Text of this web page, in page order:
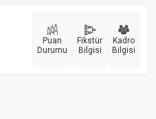
Puan
Durumu
Fikstür
Bilgisi
Kadro
Bilgisi